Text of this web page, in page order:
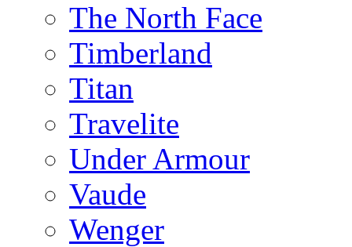
The North Face
Timberland
Titan
Travelite
Under Armour
Vaude
Wenger